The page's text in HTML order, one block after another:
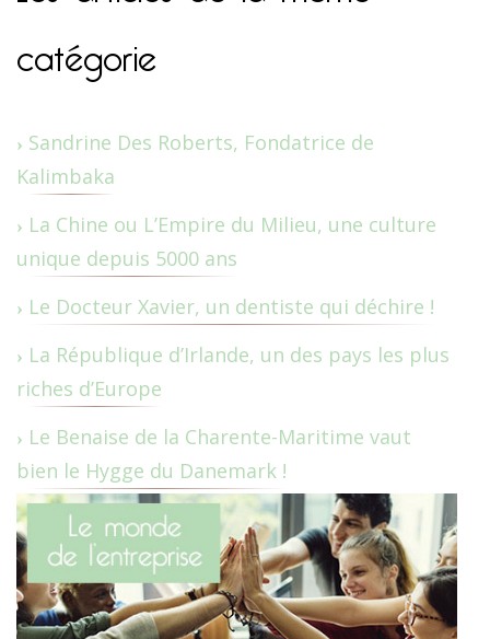
catégorie
Sandrine Des Roberts, Fondatrice de
Kalimbaka
La Chine ou L’Empire du Milieu, une culture
unique depuis 5000 ans
Le Docteur Xavier, un dentiste qui déchire !
La République d’Irlande, un des pays les plus
riches d’Europe
Le Benaise de la Charente-Maritime vaut
bien le Hygge du Danemark !